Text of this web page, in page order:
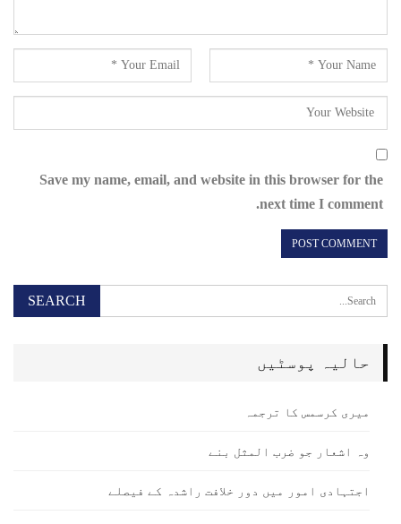
Save my name, email, and website in this browser for the
next time I comment.
حالیہ پوسٹیں
میری کرسمس کا ترجمہ
وہ اشعار جو ضرب المثل بنے
اجتہادی امور میں دور خلافت راشدہ کے فیصلے